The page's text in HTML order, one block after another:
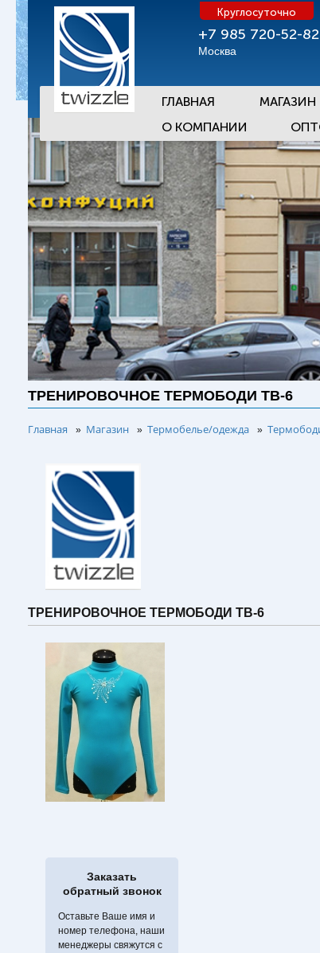
+7 985 720-52-82
Москва
Круглосуточно
ГЛАВНАЯ МАГАЗИН
О КОМПАНИИ
ТРЕНИРОВОЧНОЕ ТЕРМОБОДИ TB-6
Главная » Магазин » Термобелье/одежда »
ТРЕНИРОВОЧНОЕ ТЕРМОБОДИ TB-6
Заказать
обратный звонок
Оставьте Ваше имя и
номер телефона, наши
менеджеры свяжутся с